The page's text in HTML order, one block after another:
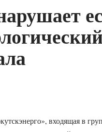
входящая в